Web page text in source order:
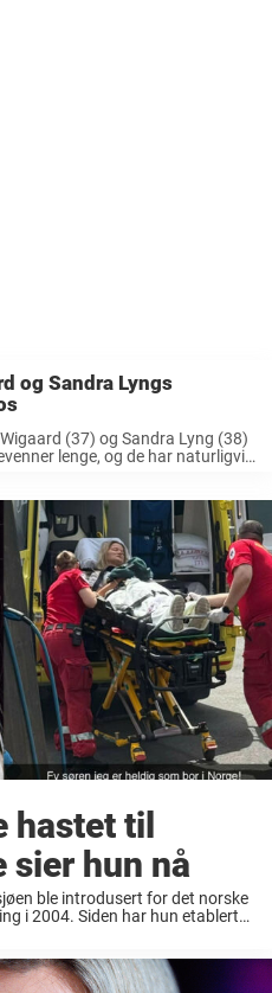
og Sandra Lyngs
(37) og Sandra Lyng (38)
lenge, og de har naturligvis
duoen – de ...
hastet til
sier hun nå
ble introdusert for det norske
i 2004. Siden har hun etablert